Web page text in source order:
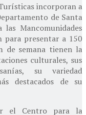
incorporan a
de Santa
Mancomunidades
para presentar a 150
de semana tienen la
culturales, sus
su variedad
destacados de su
el Centro para la